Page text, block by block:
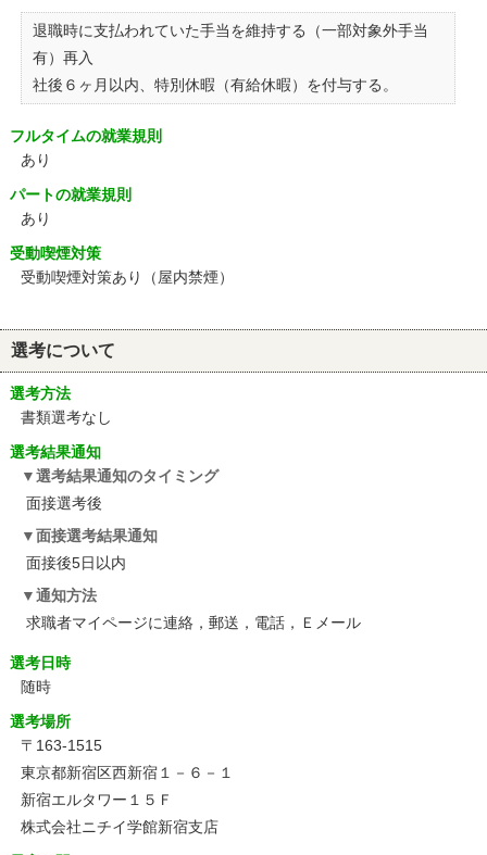
退職時に支払われていた手当を維持する（一部対象外手当
有）再入
社後６ヶ月以内、特別休暇（有給休暇）を付与する。
フルタイムの就業規則
あり
パートの就業規則
あり
受動喫煙対策
受動喫煙対策あり（屋内禁煙）
選考について
選考方法
書類選考なし
選考結果通知
選考結果通知のタイミング
面接選考後
面接選考結果通知
面接後5日以内
通知方法
求職者マイページに連絡，郵送，電話，Ｅメール
選考日時
随時
選考場所
〒163-1515
東京都新宿区西新宿１－６－１
新宿エルタワー１５Ｆ
株式会社ニチイ学館新宿支店